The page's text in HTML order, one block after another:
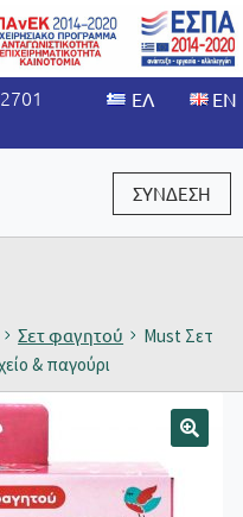
ΣΥΝΔΕΣΗ
Σετ φαγητού
Must Σετ
& παγούρι